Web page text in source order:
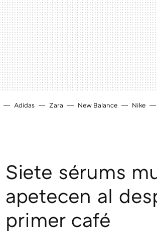
Adidas Zara New Balance Nike
Siete sérums
apetecen al
primer café